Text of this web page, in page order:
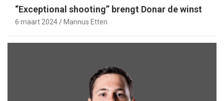
“Exceptional shooting” brengt Donar de winst
6 maart 2024 Mannus Etten